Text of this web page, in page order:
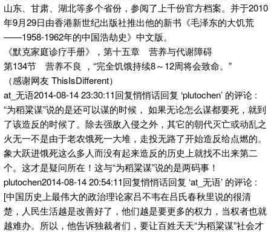
山东、甘肃、湖北等多个省份，参阅了上千份官方档案。并于2010
年9月29日由香港新世纪出版社推出他的新书《毛泽东的大饥荒
——1958-1962年的中国浩劫史》中文版。
《默克家庭诊疗手册》，第十五章 营养与代谢障碍
第134节 营养不良 ，“完全饥饿持续8～12周将会致命。”
（感谢网友 ThisIsDifferent）
at_无语2014-08-14 23:30:11回复悄悄话回复 ‘plutochen’ 的评论 :
“为稻粱谋”说的是还可以谋的时候， 如果无论怎么谋都要死，就到
了该造反的时候了。除去强敌入侵之外，其它的朝代灭亡或动乱之
火无一不是由于老农饿死一大堆，走投无路了开始造反给点燃的。
象大跃进饿死这么多人而没有起来造反的历史上就找不出来第二
个。这才是疑问所在！这与“为稻粱谋”说的是两码事！
plutochen2014-08-14 20:54:11回复悄悄话回复 ‘at_无语’ 的评论 :
[中国历史上最伟大的政治理论家吕不韦在吕氏春秋里说的很清
楚，人民生活越是改善好了，他们越是要更多的权力，当权者也就
越难办。所以，他告诉独裁者们，要让百姓天天“为稻粱谋”社会才